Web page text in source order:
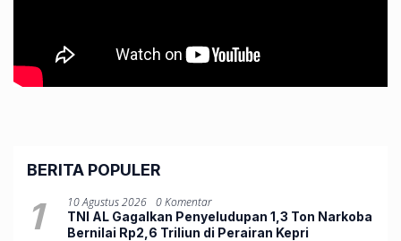
BERITA POPULER
1 10 Agustus 2026 0 Komentar
TNI AL Gagalkan Penyeludupan 1,3 Ton Narkoba
Bernilai Rp2,6 Triliun di Perairan Kepri